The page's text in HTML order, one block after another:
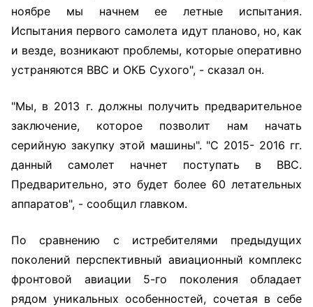
ноябре мы начнем ее летные испытания.
Испытания первого самолета идут планово, но, как
и везде, возникают проблемы, которые оперативно
устраняются ВВС и ОКБ Сухого", - сказал он.
"Мы, в 2013 г. должны получить предварительное
заключение, которое позволит нам начать
серийную закупку этой машины". "С 2015- 2016 гг.
данный самолет начнет поступать в ВВС.
Предварительно, это будет более 60 летательных
аппаратов", - сообщил главком.
По сравнению с истребителями предыдущих
поколений перспективный авиационный комплекс
фронтовой авиации 5-го поколения обладает
рядом уникальных особенностей, сочетая в себе